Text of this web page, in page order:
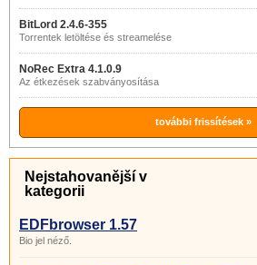
BitLord 2.4.6-355
Torrentek letöltése és streamelése
NoRec Extra 4.1.0.9
Az étkezések szabványosítása
további frissítések »
Nejstahovanější v
kategorii
EDFbrowser 1.57
Bio jel néző.